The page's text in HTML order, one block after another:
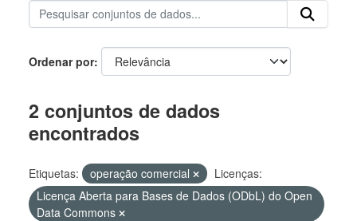
Ordenar por
2 conjuntos de dados
encontrados
Etiquetas: operação comercial
Licenças:
Licença Aberta para Bases de Dados (ODbL) do Open
Data Commons